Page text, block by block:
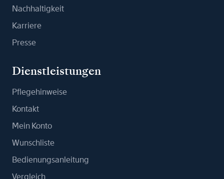
Nachhaltigkeit
Karriere
Presse
Dienstleistungen
Pflegehinweise
Kontakt
Mein Konto
Wunschliste
Bedienungsanleitung